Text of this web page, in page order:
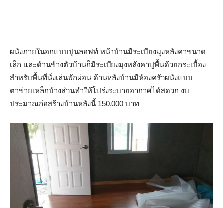
ผนังภายในอกแบบปูนลอฟท์ หน้าบ้านมีระเบียงมุงหลังคาขนาด
เล็ก และด้านข้างตัวบ้านก็มีระเบียงมุงหลังคาปูพื้นด้วยกระเบื้อง
สำหรับพื้นที่นั่งเล่นพักผ่อน ด้านหลังบ้านมีห้องครัวผนังแบบ
ตาข่ายเหล็กบ้างส่วนทำให้โปร่งระบายอากาศได้สดวก งบ
ประมาณก่อสร้างบ้านหลังนี้ 150,000 บาท